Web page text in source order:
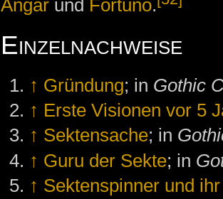
Angarund Fortuno.
Einzelnachweise
↑ Gründung; in Gothic
↑ Erste Visionen vor 5
↑ Sektensache; in
↑ Guru der Sekte; in
↑ Sektenspinner und